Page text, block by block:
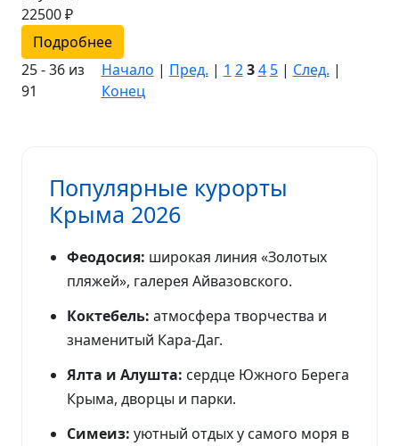
22500 ₽
Подробнее
25 - 36 из
91
Начало | Пред. | 1 234 5| След. |
Конец
Популярные курорты
Крыма 2026
Феодосия: широкая линия «Золотых
пляжей», галерея Айвазовского.
Коктебель: атмосфера творчества и
знаменитый Кара-Даг.
Ялта и Алушта: сердце Южного Берега
Крыма, дворцы и парки.
Симеиз: уютный отдых у самого моря в